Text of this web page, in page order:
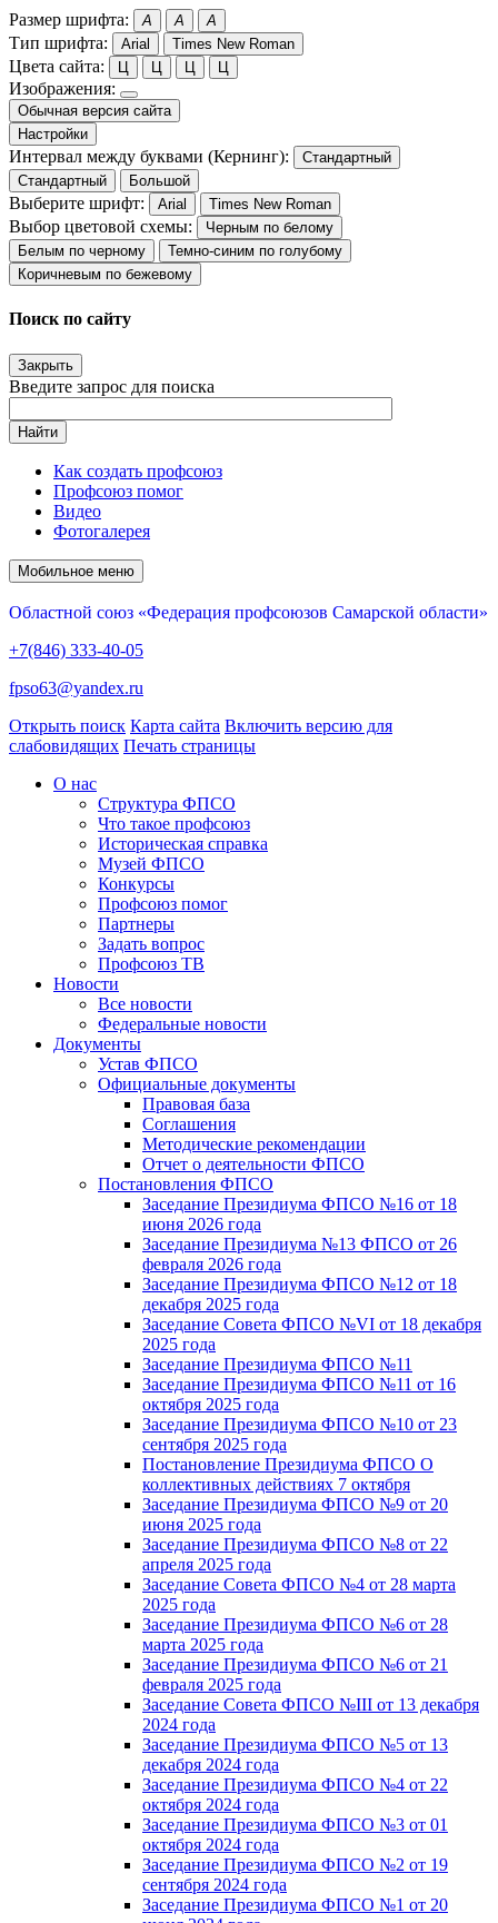
Размер шрифта: A A A
Тип шрифта: Arial Times New Roman
Цвета сайта: Ц Ц Ц Ц
Изображения:
Обычная версия сайта
Настройки
Интервал между буквами (Кернинг):
Стандартный
Стандартный
Большой
Выберите шрифт: Arial Times New Roman
Выбор цветовой схемы:
Черным по белому
Белым по черному
Темно-синим по голубому
Коричневым по бежевому
Поиск по сайту
Закрыть
Введите запрос для поиска
Найти
Как создать профсоюз
Профсоюз помог
Видео
Фотогалерея
Мобильное меню
Областной союз «Федерация профсоюзов Самарской области»
+7(846) 333-40-05
fpso63@yandex.ru
Открыть поиск Карта сайта Включить версию для
слабовидящих Печать страницы
О нас
Структура ФПСО
Что такое профсоюз
Историческая справка
Музей ФПСО
Конкурсы
Профсоюз помог
Партнеры
Задать вопрос
Профсоюз ТВ
Новости
Все новости
Федеральные новости
Документы
Устав ФПСО
Официальные документы
Правовая база
Соглашения
Методические рекомендации
Отчет о деятельности ФПСО
Постановления ФПСО
Заседание Президиума ФПСО №16 от 18
июня 2026 года
Заседание Президиума №13 ФПСО от 26
февраля 2026 года
Заседание Президиума ФПСО №12 от 18
декабря 2025 года
Заседание Совета ФПСО №VI от 18 декабря
2025 года
Заседание Президиума ФПСО №11
Заседание Президиума ФПСО №11 от 16
октября 2025 года
Заседание Президиума ФПСО №10 от 23
сентября 2025 года
Постановление Президиума ФПСО О
коллективных действиях 7 октября
Заседание Президиума ФПСО №9 от 20
июня 2025 года
Заседание Президиума ФПСО №8 от 22
апреля 2025 года
Заседание Совета ФПСО №4 от 28 марта
2025 года
Заседание Президиума ФПСО №6 от 28
марта 2025 года
Заседание Президиума ФПСО №6 от 21
февраля 2025 года
Заседание Совета ФПСО №III от 13 декабря
2024 года
Заседание Президиума ФПСО №5 от 13
декабря 2024 года
Заседание Президиума ФПСО №4 от 22
октября 2024 года
Заседание Президиума ФПСО №3 от 01
октября 2024 года
Заседание Президиума ФПСО №2 от 19
сентября 2024 года
Заседание Президиума ФПСО №1 от 20